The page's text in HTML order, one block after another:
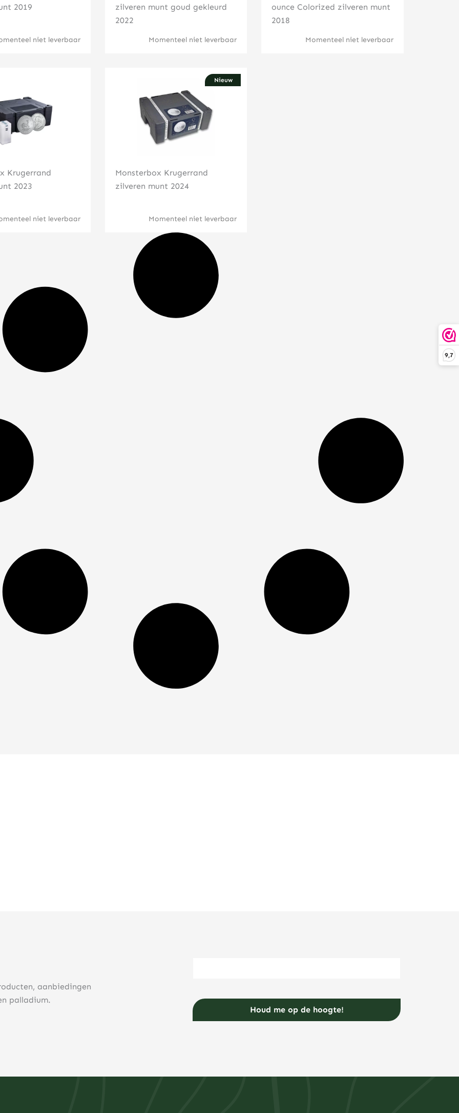
9,7
2019
niet leverbaar
zilveren munt goud gekleurd
2022
Momenteel niet leverbaar
ounce Colorized zilveren munt
2018
Momenteel niet leverbaar
Krugerrand
2023
niet leverbaar
Nieuw
Monsterbox Krugerrand
zilveren munt 2024
Momenteel niet leverbaar
aanbiedingen
palladium.